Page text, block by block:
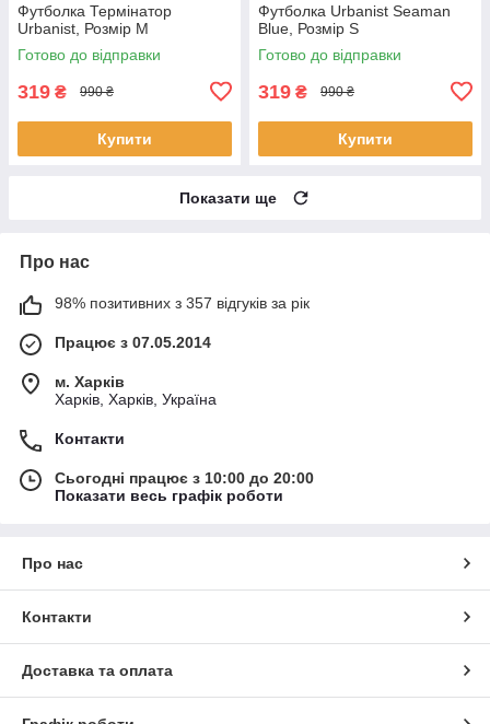
Футболка Термінатор
Urbanist, Розмір M
Готово до відправки
319 ₴ 990 ₴
Купити
Футболка Urbanist Seaman
Blue, Розмір S
Готово до відправки
319 ₴ 990 ₴
Купити
Показати ще
Про нас
98% позитивних з 357 відгуків за рік
Працює з 07.05.2014
м. Харків
Харків, Харків, Україна
Контакти
Сьогодні працює з 10:00 до 20:00
Показати весь графік роботи
Про нас
Контакти
Доставка та оплата